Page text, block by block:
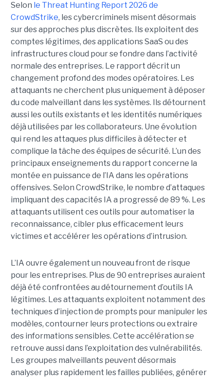
Selon le Threat Hunting Report 2026 de
CrowdStrike, les cybercriminels misent désormais
sur des approches plus discrètes. Ils exploitent des
comptes légitimes, des applications SaaS ou des
infrastructures cloud pour se fondre dans l’activité
normale des entreprises. Le rapport décrit un
changement profond des modes opératoires. Les
attaquants ne cherchent plus uniquement à déposer
du code malveillant dans les systèmes. Ils détournent
aussi les outils existants et les identités numériques
déjà utilisées par les collaborateurs. Une évolution
qui rend les attaques plus difficiles à détecter et
complique la tâche des équipes de sécurité. L’un des
principaux enseignements du rapport concerne la
montée en puissance de l’IA dans les opérations
offensives. Selon CrowdStrike, le nombre d’attaques
impliquant des capacités IA a progressé de 89 %. Les
attaquants utilisent ces outils pour automatiser la
reconnaissance, cibler plus efficacement leurs
victimes et accélérer les opérations d’intrusion.
L’IA ouvre également un nouveau front de risque
pour les entreprises. Plus de 90 entreprises auraient
déjà été confrontées au détournement d’outils IA
légitimes. Les attaquants exploitent notamment des
techniques d’injection de prompts pour manipuler les
modèles, contourner leurs protections ou extraire
des informations sensibles. Cette accélération se
retrouve aussi dans l’exploitation des vulnérabilités.
Les groupes malveillants peuvent désormais
analyser plus rapidement les failles publiées, générer